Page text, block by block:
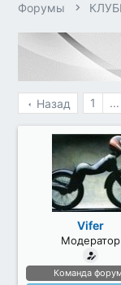
о
а
ч
Форумы
Назад 1 ...
Vifer
Модератор
Команда